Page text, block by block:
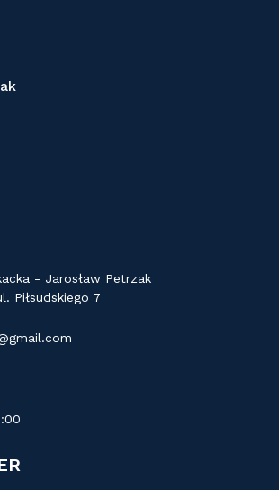
- Jarosław Petrzak
Piłsudskiego 7